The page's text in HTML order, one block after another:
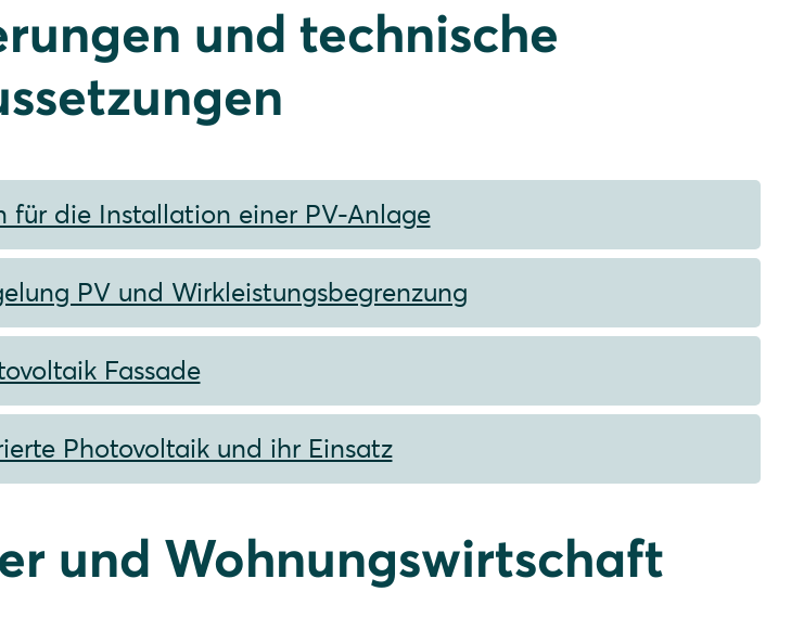
und technische
für die Installation einer PV-Anlage
PV und Wirkleistungsbegrenzung
Fassade
Photovoltaik und ihr Einsatz
und Wohnungswirtschaft